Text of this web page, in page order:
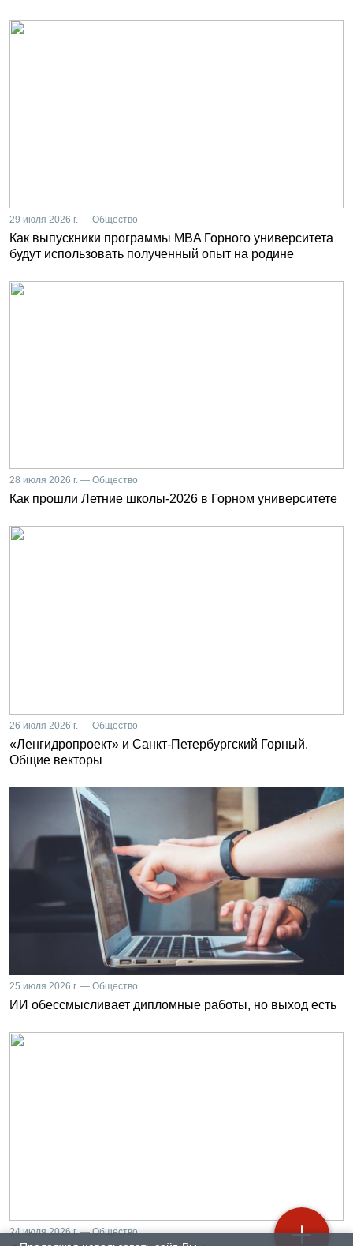
29 июля 2026 г. — Общество
Как выпускники программы MBA Горного университета
будут использовать полученный опыт на родине
28 июля 2026 г. — Общество
Как прошли Летние школы-2026 в Горном университете
26 июля 2026 г. — Общество
«Ленгидропроект» и Санкт-Петербургский Горный.
Общие векторы
25 июля 2026 г. — Общество
ИИ обессмысливает дипломные работы, но выход есть
24 июля 2026 г. — Общество